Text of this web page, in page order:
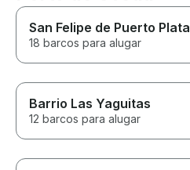
San Felipe de Puerto Plata
18 barcos para alugar
Barrio Las Yaguitas
12 barcos para alugar